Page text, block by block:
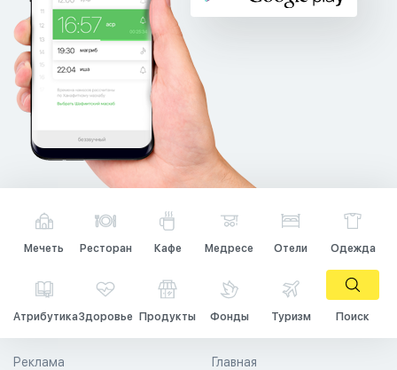
Мечеть Ресторан Кафе Медресе Отели Одежда
АтрибутикаЗдоровье Продукты Фонды Туризм Поиск
Главная
Реклама